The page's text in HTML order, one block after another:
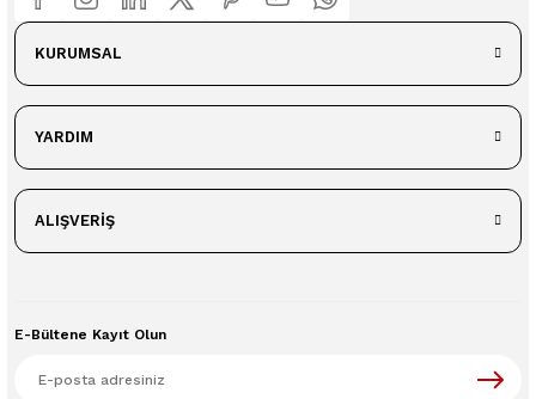
KURUMSAL
YARDIM
ALIŞVERİŞ
E-Bültene Kayıt Olun